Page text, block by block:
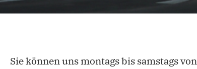
Sie können uns montags bis samstags